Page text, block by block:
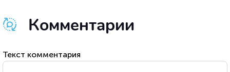
Комментарии
Текст комментария